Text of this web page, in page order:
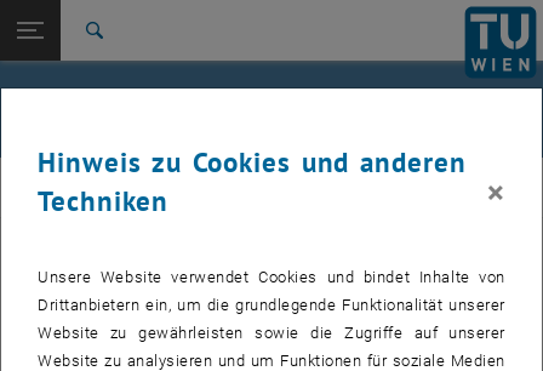
TU Login
Studium
International
Zur 1. Menü Ebene
E307-02-1-Forschungsgruppe Maschinenelemente und
Luftfahrtgetriebe
Zurück: Subseiten von E307-02-1-Forschungsgruppe
Maschinenelemente und
Luftfahrtgetriebe
Veranstaltungen
MEL
VERANSTALTUNGEN VOM 20. JULI 2026
Es gibt keine Veranstaltungen in der aktuellen Ansicht.
Hinweis zu Cookies und anderen
Techniken
×
Unsere Website verwendet Cookies und bindet Inhalte von
Drittanbietern ein, um die grundlegende Funktionalität unserer
Website zu gewährleisten sowie die Zugriffe auf unserer
Website zu analysieren und um Funktionen für soziale Medien